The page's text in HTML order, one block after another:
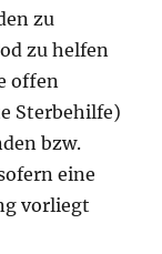
zu
zu helfen
offen
Sterbehilfe)
bzw.
eine
vorliegt